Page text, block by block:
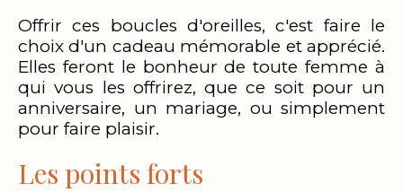
Offrir ces boucles d'oreilles, c'est faire le
choix d'un cadeau mémorable et apprécié.
Elles feront le bonheur de toute femme à
qui vous les offrirez, que ce soit pour un
anniversaire, un mariage, ou simplement
pour faire plaisir.
Les points forts